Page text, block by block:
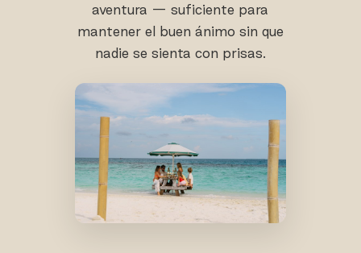
aventura — suficiente para
mantener el buen ánimo sin que
nadie se sienta con prisas.